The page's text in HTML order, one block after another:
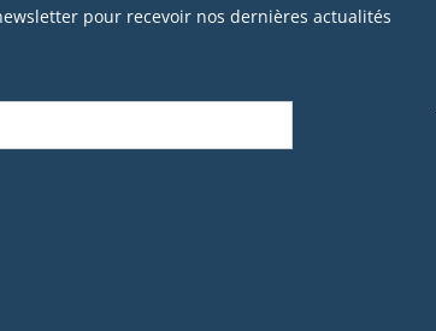
pour recevoir nos dernières actualités